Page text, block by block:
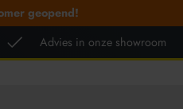
geopend!
Advies in onze showroom